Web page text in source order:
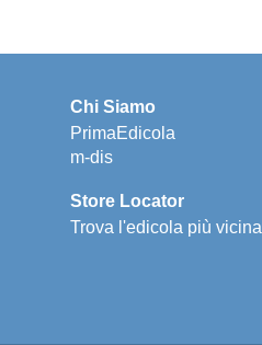
Chi Siamo
PrimaEdicola
m-dis
Store Locator
Trova l'edicola più vicina